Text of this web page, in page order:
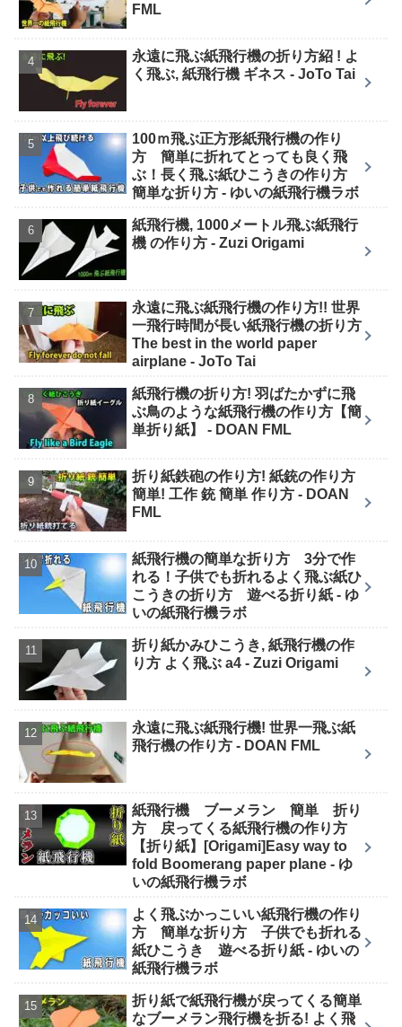
FML
永遠に飛ぶ紙飛行機の折り方紹 ! よ
く飛ぶ, 紙飛行機 ギネス - JoTo Tai
100ｍ飛ぶ正方形紙飛行機の作り
方 簡単に折れてとっても良く飛
ぶ！長く飛ぶ紙ひこうきの作り方
簡単な折り方 - ゆいの紙飛行機ラボ
紙飛行機, 1000メートル飛ぶ紙飛行
機 の作り方 - Zuzi Origami
永遠に飛ぶ紙飛行機の作り方!! 世界
一飛行時間が長い紙飛行機の折り方
The best in the world paper
airplane - JoTo Tai
紙飛行機の折り方! 羽ばたかずに飛
ぶ鳥のような紙飛行機の作り方【簡
単折り紙】 - DOAN FML
折り紙鉄砲の作り方! 紙銃の作り方
簡単! 工作 銃 簡単 作り方 - DOAN
FML
紙飛行機の簡単な折り方 3分で作
れる！子供でも折れるよく飛ぶ紙ひ
こうきの折り方 遊べる折り紙 - ゆ
いの紙飛行機ラボ
折り紙かみひこうき, 紙飛行機の作
り方 よく飛ぶ a4 - Zuzi Origami
永遠に飛ぶ紙飛行機! 世界一飛ぶ紙
飛行機の作り方 - DOAN FML
紙飛行機 ブーメラン 簡単 折り
方 戻ってくる紙飛行機の作り方
【折り紙】[Origami]Easy way to
fold Boomerang paper plane - ゆ
いの紙飛行機ラボ
よく飛ぶかっこいい紙飛行機の作り
方 簡単な折り方 子供でも折れる
紙ひこうき 遊べる折り紙 - ゆいの
紙飛行機ラボ
折り紙で紙飛行機が戻ってくる簡単
なブーメラン飛行機を折る! よく飛